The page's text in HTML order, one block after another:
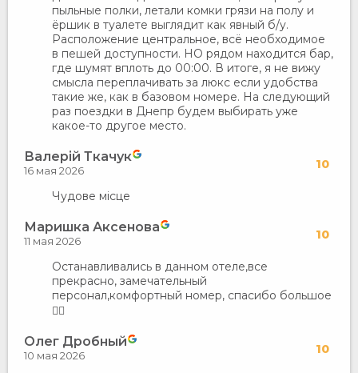
пыльные полки, летали комки грязи на полу и
ёршик в туалете выглядит как явный б/у.
Расположение центральное, всё необходимое
в пешей доступности. НО рядом находится бар,
где шумят вплоть до 00:00. В итоге, я не вижу
смысла переплачивать за люкс если удобства
такие же, как в базовом номере. На следующий
раз поездки в Днепр будем выбирать уже
какое-то другое место.
Валерій Ткачук 10
16 мая 2026
Чудове місце
Маришка Аксенова 10
11 мая 2026
Останавливались в данном отеле,все
прекрасно, замечательный
персонал,комфортный номер, спасибо большое
❤️‍🔥
Олег Дробный 10
10 мая 2026